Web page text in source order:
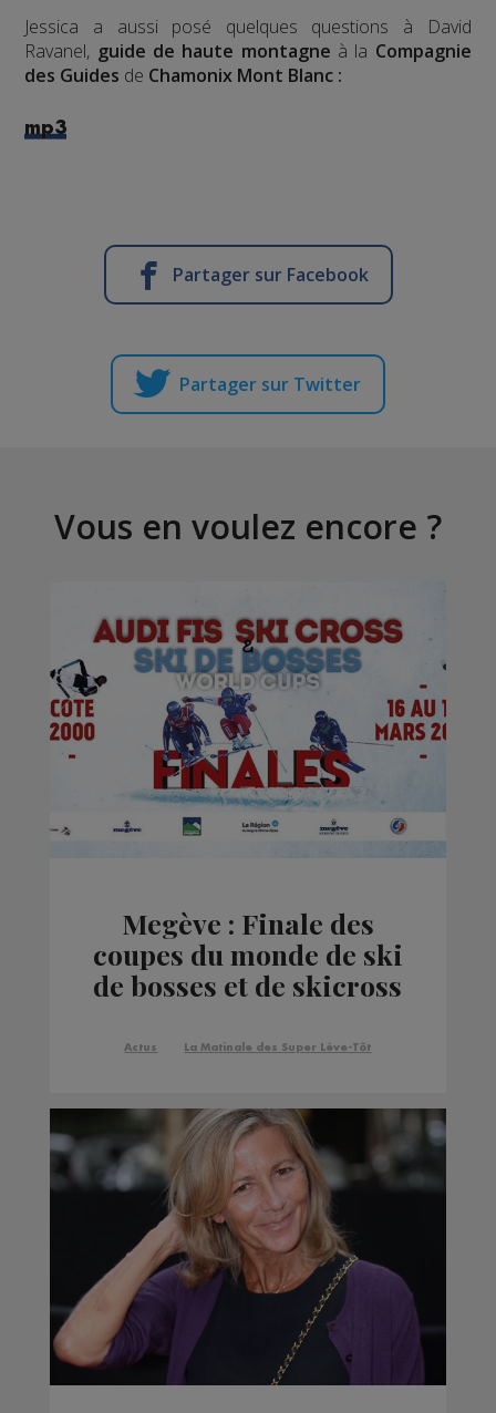
Jessica a aussi posé quelques questions à David
Ravanel, guide de haute montagne à la Compagnie
des Guides de Chamonix Mont Blanc :
mp3
Partager sur Facebook
Partager sur Twitter
Vous en voulez encore ?
Megève : Finale des
coupes du monde de ski
de bosses et de skicross
Actus La Matinale des Super Lève-Tôt